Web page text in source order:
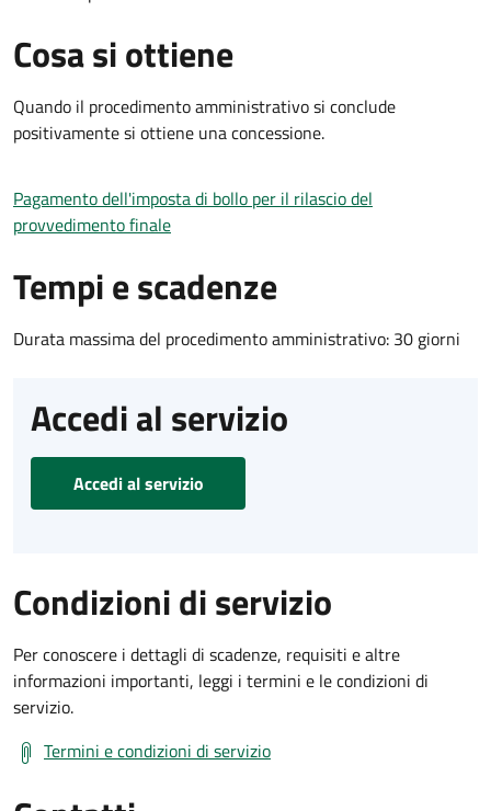
Cosa si ottiene
Quando il procedimento amministrativo si conclude
positivamente si ottiene una concessione.
Pagamento dell'imposta di bollo per il rilascio del
provvedimento finale
Tempi e scadenze
Durata massima del procedimento amministrativo: 30 giorni
Accedi al servizio
Accedi al servizio
Condizioni di servizio
Per conoscere i dettagli di scadenze, requisiti e altre
informazioni importanti, leggi i termini e le condizioni di
servizio.
Termini e condizioni di servizio